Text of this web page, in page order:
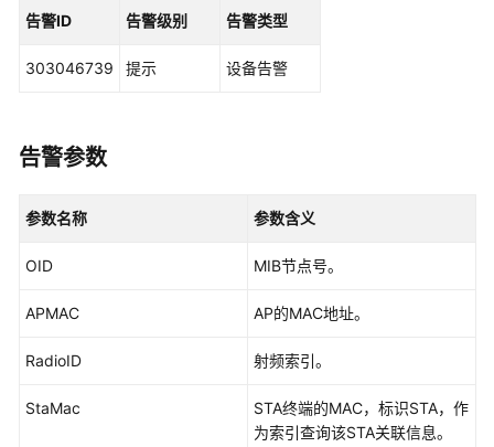
解
决
方
为
坤
APP
为
坤-
户
告警ID 告警级别 告警类型
303046739 提示 设备告警
告警参数
参数名称 参数含义
OID MIB节点号。
APMAC AP的MAC地址。
RadioID 射频索引。
StaMac
STA终端的MAC，标识STA，作
为索引查询该STA关联信息。